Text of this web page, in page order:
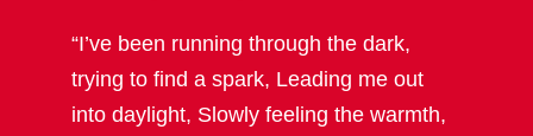
“I’ve been running through the dark,
trying to find a spark, Leading me out
into daylight, Slowly feeling the warmth,